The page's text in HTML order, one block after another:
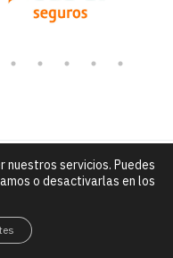
004432 |C/ Alfredo Brañas
| Tfn: 881
y de cookies
servicios. Puedes
o desactivarlas en los